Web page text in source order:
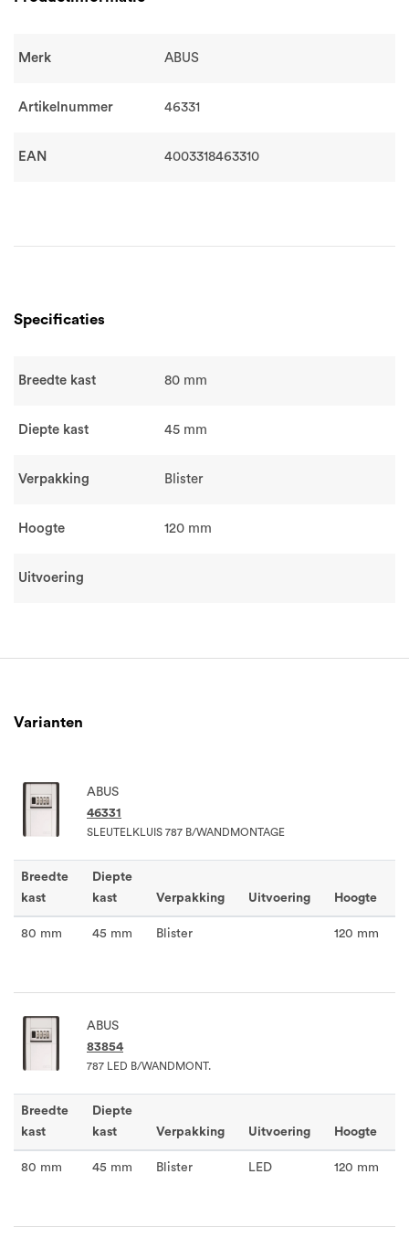
Merk ABUS
Artikelnummer 46331
EAN 4003318463310
Specificaties
Breedte kast 80 mm
Diepte kast 45 mm
Verpakking Blister
Hoogte 120 mm
Uitvoering
Varianten
ABUS
46331
SLEUTELKLUIS 787 B/WANDMONTAGE
Breedte
kast
Diepte
kast
Verpakking Uitvoering Hoogte
80 mm 45 mm Blister 120 mm
ABUS
83854
787 LED B/WANDMONT.
Breedte
kast
Diepte
kast
Verpakking Uitvoering Hoogte
80 mm 45 mm Blister LED 120 mm